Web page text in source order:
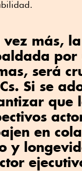
vez más,
por
será
Si se
que
en
y